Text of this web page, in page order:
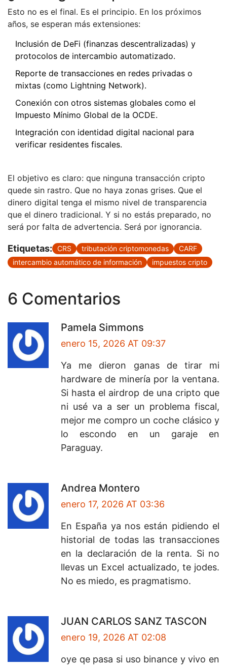
Esto no es el final. Es el principio. En los próximos
años, se esperan más extensiones:
Inclusión de DeFi (finanzas descentralizadas) y
protocolos de intercambio automatizado.
Reporte de transacciones en redes privadas o
mixtas (como Lightning Network).
Conexión con otros sistemas globales como el
Impuesto Mínimo Global de la OCDE.
Integración con identidad digital nacional para
verificar residentes fiscales.
El objetivo es claro: que ninguna transacción cripto
quede sin rastro. Que no haya zonas grises. Que el
dinero digital tenga el mismo nivel de transparencia
que el dinero tradicional. Y si no estás preparado, no
será por falta de advertencia. Será por ignorancia.
Etiquetas: CRS tributación criptomonedas
CARF
intercambio automático de información
impuestos cripto
6 Comentarios
Pamela Simmons
enero 15, 2026 AT 09:37
Ya me dieron ganas de tirar mi
hardware de minería por la ventana.
Si hasta el airdrop de una cripto que
ni usé va a ser un problema fiscal,
mejor me compro un coche clásico y
lo escondo en un garaje en
Paraguay.
Andrea Montero
enero 17, 2026 AT 03:36
En España ya nos están pidiendo el
historial de todas las transacciones
en la declaración de la renta. Si no
llevas un Excel actualizado, te jodes.
No es miedo, es pragmatismo.
JUAN CARLOS SANZ TASCON
enero 19, 2026 AT 02:08
oye qe pasa si uso binance y vivo en